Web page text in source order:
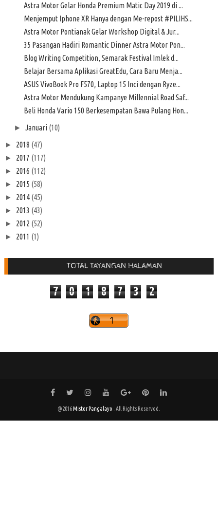
Astra Motor Gelar Honda Premium Matic Day 2019 di ...
Menjemput Iphone XR Hanya dengan Me-repost #PILIHS...
Astra Motor Pontianak Gelar Workshop Digital & Jur...
35 Pasangan Hadiri Romantic Dinner Astra Motor Pon...
Blog Writing Competition, Semarak Festival Imlek d...
Belajar Bersama Aplikasi GreatEdu, Cara Baru Menja...
ASUS VivoBook Pro F570, Laptop 15 Inci dengan Ryze...
Astra Motor Mendukung Kampanye Millennial Road Saf...
Beli Honda Vario 150 Berkesempatan Bawa Pulang Hon...
►Januari (10)
► 2018 (47)
► 2017 (117)
► 2016 (112)
► 2015 (58)
► 2014 (45)
► 2013 (43)
► 2012 (52)
► 2011 (1)
TOTAL TAYANGAN HALAMAN
7 0 1 8 7 3 2
@2016Mister Pangalayo . All Rights Reserved.